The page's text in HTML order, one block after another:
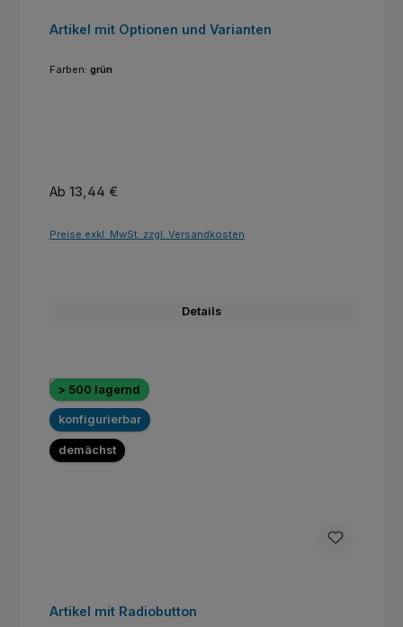
Artikel mit Optionen und Varianten
Farben: grün
Regulärer Preis:
Ab 13,44 €
Preise exkl. MwSt. zzgl. Versandkosten
Details
> 500 lagernd
konfigurierbar
demächst
Artikel mit Radiobutton